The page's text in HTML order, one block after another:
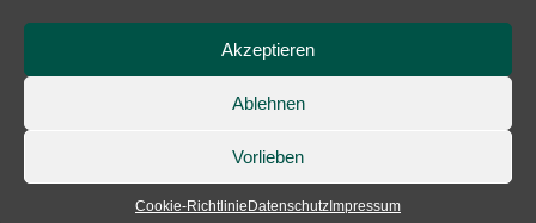
Akzeptieren
Ablehnen
Vorlieben
Cookie-Richtlinie Datenschutz Impressum
Cookie-Richtlinie (EU)
CR Sicherheitstechnik GmbH
vorbehalten. Theme: